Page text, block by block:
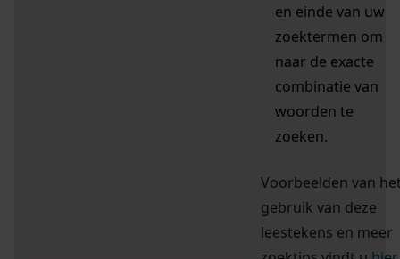
en einde van uw
zoektermen om
naar de exacte
combinatie van
woorden te
zoeken.
Voorbeelden van
gebruik van deze
leestekens en meer